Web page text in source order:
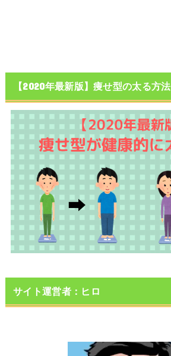
【2020年最新版】痩せ型の太る方法
サイト運営者：ヒロ